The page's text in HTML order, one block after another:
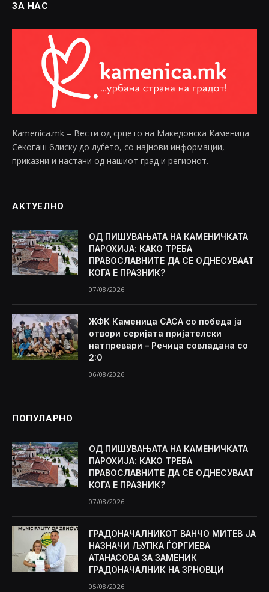
ЗА НАС
Kamenica.mk – Вести од срцето на Македонска Каменица
Секогаш блиску до луѓето, со најнови информации,
приказни и настани од нашиот град и регионот.
АКТУЕЛНО
ОД ПИШУВАЊАТА НА КАМЕНИЧКАТА
ПАРОХИЈА: КАКО ТРЕБА
ПРАВОСЛАВНИТЕ ДА СЕ ОДНЕСУВААТ
КОГА Е ПРАЗНИК?
07/08/2026
ЖФК Каменица САСА со победа ја
отвори серијата пријателски
натпревари – Речица совладана со
2:0
06/08/2026
ПОПУЛАРНО
ОД ПИШУВАЊАТА НА КАМЕНИЧКАТА
ПАРОХИЈА: КАКО ТРЕБА
ПРАВОСЛАВНИТЕ ДА СЕ ОДНЕСУВААТ
КОГА Е ПРАЗНИК?
07/08/2026
ГРАДОНАЧАЛНИКОТ ВАНЧО МИТЕВ ЈА
НАЗНАЧИ ЉУПКА ЃОРГИЕВА
АТАНАСОВА ЗА ЗАМЕНИК
ГРАДОНАЧАЛНИК НА ЗРНОВЦИ
05/08/2026